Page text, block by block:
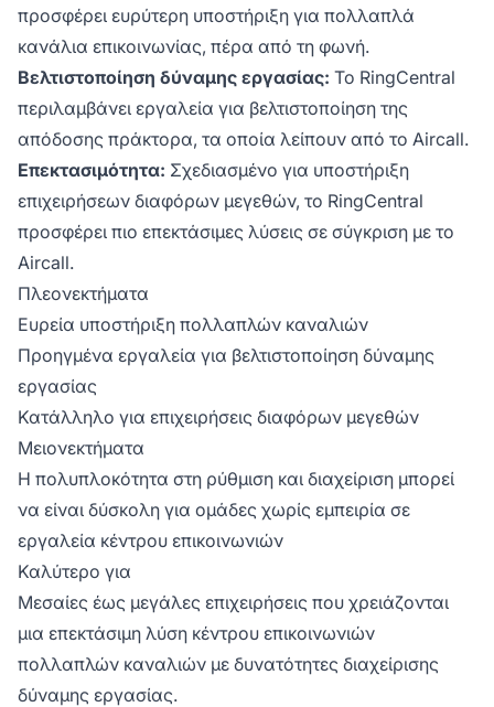
προσφέρει ευρύτερη υποστήριξη για πολλαπλά
κανάλια επικοινωνίας, πέρα από τη φωνή.
Βελτιστοποίηση δύναμης εργασίας: Το RingCentral
περιλαμβάνει εργαλεία για βελτιστοποίηση της
απόδοσης πράκτορα, τα οποία λείπουν από το Aircall.
Επεκτασιμότητα: Σχεδιασμένο για υποστήριξη
επιχειρήσεων διαφόρων μεγεθών, το RingCentral
προσφέρει πιο επεκτάσιμες λύσεις σε σύγκριση με το
Aircall.
Πλεονεκτήματα
Ευρεία υποστήριξη πολλαπλών καναλιών
Προηγμένα εργαλεία για βελτιστοποίηση δύναμης
εργασίας
Κατάλληλο για επιχειρήσεις διαφόρων μεγεθών
Μειονεκτήματα
Η πολυπλοκότητα στη ρύθμιση και διαχείριση μπορεί
να είναι δύσκολη για ομάδες χωρίς εμπειρία σε
εργαλεία κέντρου επικοινωνιών
Καλύτερο για
Μεσαίες έως μεγάλες επιχειρήσεις που χρειάζονται
μια επεκτάσιμη λύση κέντρου επικοινωνιών
πολλαπλών καναλιών με δυνατότητες διαχείρισης
δύναμης εργασίας.